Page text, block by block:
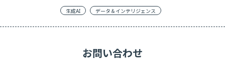
生成AI データ＆インテリジェンス
お問い合わせ